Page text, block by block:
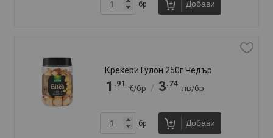
Доставка
За връзка:
+359 887 81 81 20 +359 889 79 05 54